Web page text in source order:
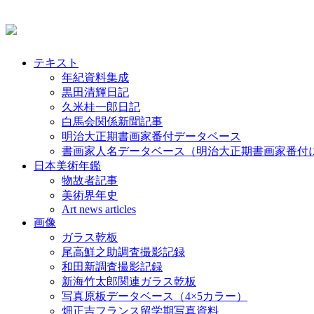
テキスト
年紀資料集成
黒田清輝日記
久米桂一郎日記
白馬会関係新聞記事
明治大正期書画家番付データベース
書画家人名データベース（明治大正期書画家番付
日本美術年鑑
物故者記事
美術界年史
Art news articles
画像
ガラス乾板
尾高鮮之助調査撮影記録
和田新調査撮影記録
新海竹太郎関連ガラス乾板
写真原板データベース（4×5カラー）
畑正吉フランス留学期写真資料